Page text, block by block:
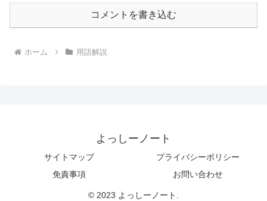
コメントを書き込む
ホーム 用語解説
よっしーノート
サイトマップ
プライバシーポリシー
免責事項
お問い合わせ
© 2023 よっしーノート.